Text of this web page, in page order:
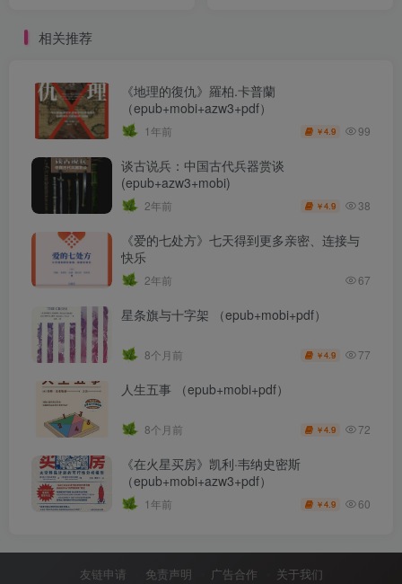
相关推荐
《地理的復仇》羅柏.卡普蘭
（epub+mobi+azw3+pdf）
1年前 ￥4.9 99
谈古说兵：中国古代兵器赏谈
(epub+azw3+mobi)
2年前 ￥4.9 38
《爱的七处方》七天得到更多亲密、连接与
快乐
2年前 67
星条旗与十字架 （epub+mobi+pdf）
8个月前 ￥4.9 77
人生五事 （epub+mobi+pdf）
8个月前 ￥4.9 72
《在火星买房》凯利·韦纳史密斯
（epub+mobi+azw3+pdf）
1年前 ￥4.9 60
友链申请 免责声明 广告合作 关于我们